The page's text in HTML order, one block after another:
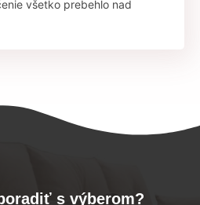
všetko prebehlo nad
s výberom?